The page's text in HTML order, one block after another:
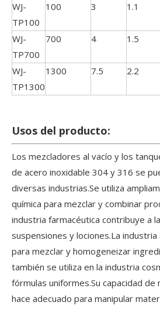
WJ-
TP100
100 3 1.1
WJ-
TP700
700 4 1.5
WJ-
TP1300
1300 7.5 2.2
Usos del producto:
Los mezcladores al vacío y los
de acero inoxidable 304 y 316 se
diversas industrias.Se utiliza
química para mezclar y combinar
industria farmacéutica contribuye a
suspensiones y lociones.La
para mezclar y homogeneizar
también se utiliza en la industria
fórmulas uniformes.Su capacidad de
hace adecuado para manipular